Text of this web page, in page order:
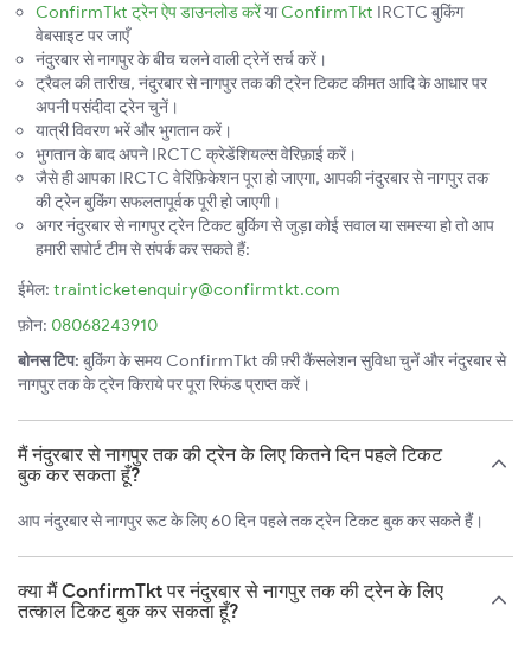
ConfirmTkt ट्रेन ऐप डाउनलोड करेंयाConfirmTkt IRCTC बुकिंग
वेबसाइट पर जाएँ
नंदुरबार से नागपुर के बीच चलने वाली ट्रेनें सर्च करें।
ट्रैवल की तारीख, नंदुरबार से नागपुर तक की ट्रेन टिकट कीमत आदि के आधार पर
अपनी पसंदीदा ट्रेन चुनें।
यात्री विवरण भरें और भुगतान करें।
भुगतान के बाद अपने IRCTC क्रेडेंशियल्स वेरिफ़ाई करें।
जैसे ही आपका IRCTC वेरिफ़िकेशन पूरा हो जाएगा, आपकी नंदुरबार से नागपुर तक
की ट्रेन बुकिंग सफलतापूर्वक पूरी हो जाएगी।
अगर नंदुरबार से नागपुर ट्रेन टिकट बुकिंग से जुड़ा कोई सवाल या समस्या हो तो आप
हमारी सपोर्ट टीम से संपर्क कर सकते हैं:
ईमेल: trainticketenquiry@confirmtkt.com
फ़ोन: 08068243910
बोनस टिप: बुकिंग के समय ConfirmTkt की फ़्री कैंसलेशन सुविधा चुनें और नंदुरबार से
नागपुर तक के ट्रेन किराये पर पूरा रिफंड प्राप्त करें।
मैं नंदुरबार से नागपुर तक की ट्रेन के लिए कितने दिन पहले टिकट
बुक कर सकता हूँ?
आप नंदुरबार से नागपुर रूट के लिए 60 दिन पहले तक ट्रेन टिकट बुक कर सकते हैं।
क्या मैं ConfirmTkt पर नंदुरबार से नागपुर तक की ट्रेन के लिए
तत्काल टिकट बुक कर सकता हूँ?